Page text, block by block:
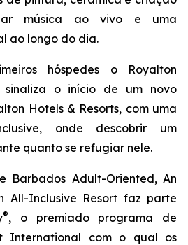
música ao vivo e uma
ao longo do dia.
hóspedes o Royalton
sinaliza o início de um novo
Hotels & Resorts, com uma
onde descobrir um
quanto se refugiar nele.
Barbados Adult-Oriented, An
All-Inclusive Resort faz parte
®, o premiado programa de
International com o qual os